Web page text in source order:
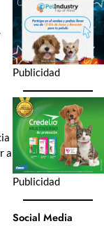
a
Publicidad
Publicidad
Social Media